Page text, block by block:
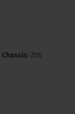
Chassis: Z06